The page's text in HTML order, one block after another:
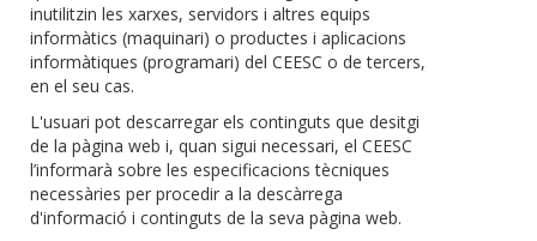
inutilitzin les xarxes, servidors i altres equips
informàtics (maquinari) o productes i aplicacions
informàtiques (programari) del CEESC o de tercers,
en el seu cas.
L'usuari pot descarregar els continguts que desitgi
de la pàgina web i, quan sigui necessari, el CEESC
l’informarà sobre les especificacions tècniques
necessàries per procedir a la descàrrega
d'informació i continguts de la seva pàgina web.